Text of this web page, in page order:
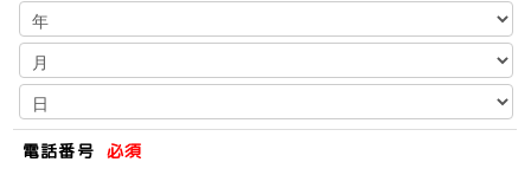
電話番号 必須